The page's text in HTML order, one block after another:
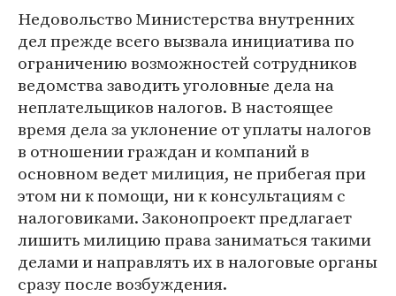
Недовольство Министерства внутренних
дел прежде всего вызвала инициатива по
ограничению возможностей сотрудников
ведомства заводить уголовные дела на
неплательщиков налогов. В настоящее
время дела за уклонение от уплаты налогов
в отношении граждан и компаний в
основном ведет милиция, не прибегая при
этом ни к помощи, ни к консультациям с
налоговиками. Законопроект предлагает
лишить милицию права заниматься такими
делами и направлять их в налоговые органы
сразу после возбуждения.